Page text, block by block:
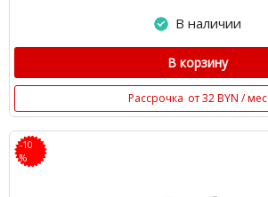
В наличии
В корзину
Рассрочка от 32 BYN / мес
-10
%